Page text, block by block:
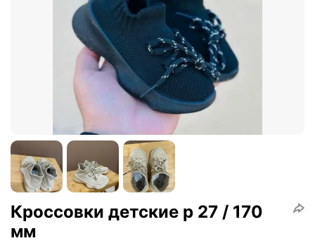
Кроссовки детские р 27 / 170
мм